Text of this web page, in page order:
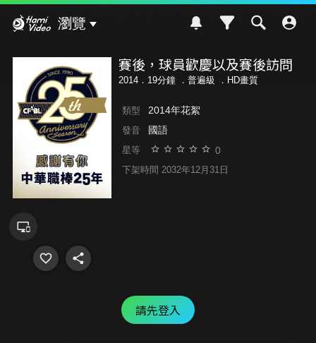
瀏覽
賽後，球員歡慶以及賽後訪問
2014．19分鐘 ． 普遍級 ．HD畫質
類型 2014年花絮
發音 國語
星等 0
下架時間 2032年12月31日
請先登入